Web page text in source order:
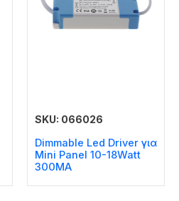
SKU: 066026
Dimmable Led Driver για
Mini Panel 10-18Watt
300MA